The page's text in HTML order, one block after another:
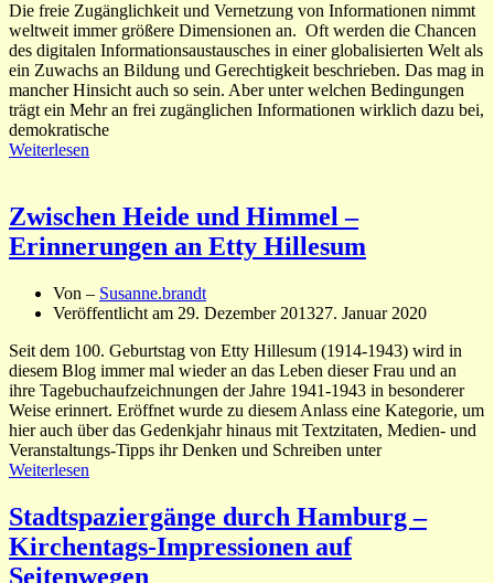
Die freie Zugänglichkeit und Vernetzung von Informationen nimmt
weltweit immer größere Dimensionen an. Oft werden die Chancen
des digitalen Informationsaustausches in einer globalisierten Welt als
ein Zuwachs an Bildung und Gerechtigkeit beschrieben. Das mag in
mancher Hinsicht auch so sein. Aber unter welchen Bedingungen
trägt ein Mehr an frei zugänglichen Informationen wirklich dazu bei,
demokratische
Weiterlesen
Zwischen Heide und Himmel –
Erinnerungen an Etty Hillesum
Von – Susanne.brandt
Veröffentlicht am 29. Dezember 201327. Januar 2020
Seit dem 100. Geburtstag von Etty Hillesum (1914-1943) wird in
diesem Blog immer mal wieder an das Leben dieser Frau und an
ihre Tagebuchaufzeichnungen der Jahre 1941-1943 in besonderer
Weise erinnert. Eröffnet wurde zu diesem Anlass eine Kategorie, um
hier auch über das Gedenkjahr hinaus mit Textzitaten, Medien- und
Veranstaltungs-Tipps ihr Denken und Schreiben unter
Weiterlesen
Stadtspaziergänge durch Hamburg –
Kirchentags-Impressionen auf
Seitenwegen